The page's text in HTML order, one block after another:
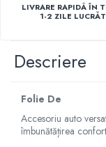
Capace r14 Nissan
Capace r14 Skoda
Capace r14 Volvo
Capace r14 VW
Capace roti marimea
LIVRARE RAPIDĂ ÎN
1-2 ZILE
Descriere
Folie De
Accesoriu auto
îmbunătățirea